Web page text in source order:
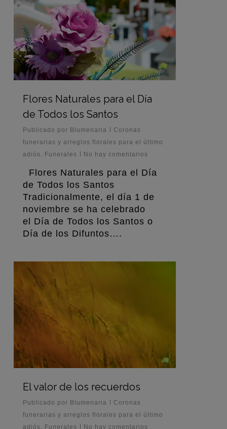
Flores Naturales para el Día
de Todos los Santos
Publicado por Blumenaria
Coronas
funerarias y arreglos florales para el último
adiós. Funerales
No hay comentarios
Flores Naturales para el Día
de Todos los Santos
Tradicionalmente, el día 1 de
noviembre se ha celebrado
el Día de Todos los Santos o
Día de los Difuntos….
El valor de los recuerdos
Publicado por Blumenaria
Coronas
funerarias y arreglos florales para el último
adiós. Funerales
No hay comentarios